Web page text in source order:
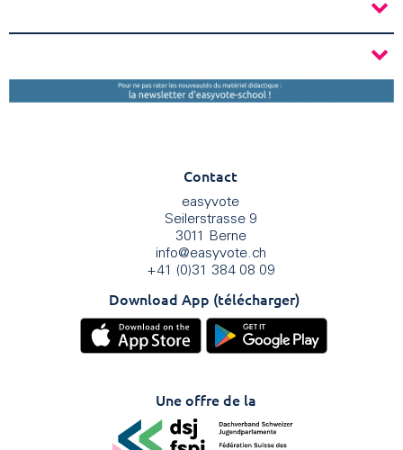
Contact
easyvote
Seilerstrasse 9
3011 Berne
info@easyvote.ch
+41 (0)31 384 08 09
Download App (télécharger)
Une offre de la